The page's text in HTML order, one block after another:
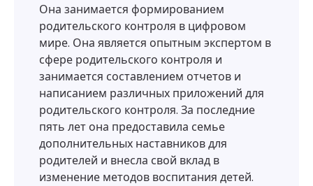
Она занимается формированием
родительского контроля в цифровом
мире. Она является опытным экспертом в
сфере родительского контроля и
занимается составлением отчетов и
написанием различных приложений для
родительского контроля. За последние
пять лет она предоставила семье
дополнительных наставников для
родителей и внесла свой вклад в
изменение методов воспитания детей.